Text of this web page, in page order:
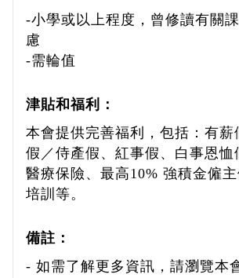
-小學或以上程度，曾修讀有關
慮
-需輪值
津貼和福利：
本會提供完善福利，包括：有薪
假／侍產假、紅事假、白事恩恤
醫療保險、最高10% 強積金僱
培訓等。
備註：
- 如需了解更多資訊，請瀏覽本